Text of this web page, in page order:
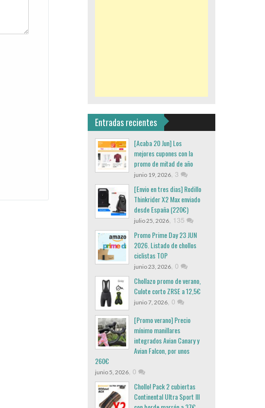
Entradas recientes
[Acaba 20 Jun] Los
mejores cupones con la
promo de mitad de año
junio 19, 2026, 3
[Envio en tres dias] Rodillo
Thinkrider X2 Max enviado
desde España (220€)
julio 25, 2026, 135
Promo Prime Day 23 JUN
2026. Listado de chollos
ciclistas TOP
junio 23, 2026, 0
Chollazo promo de verano,
Culote corto ZRSE a 12,5€
junio 7, 2026, 0
[Promo verano] Precio
mínimo manillares
integrados Avian Canary y
Avian Falcon, por unos
260€
junio 5, 2026, 0
Chollo! Pack 2 cubiertas
Continental Ultra Sport III